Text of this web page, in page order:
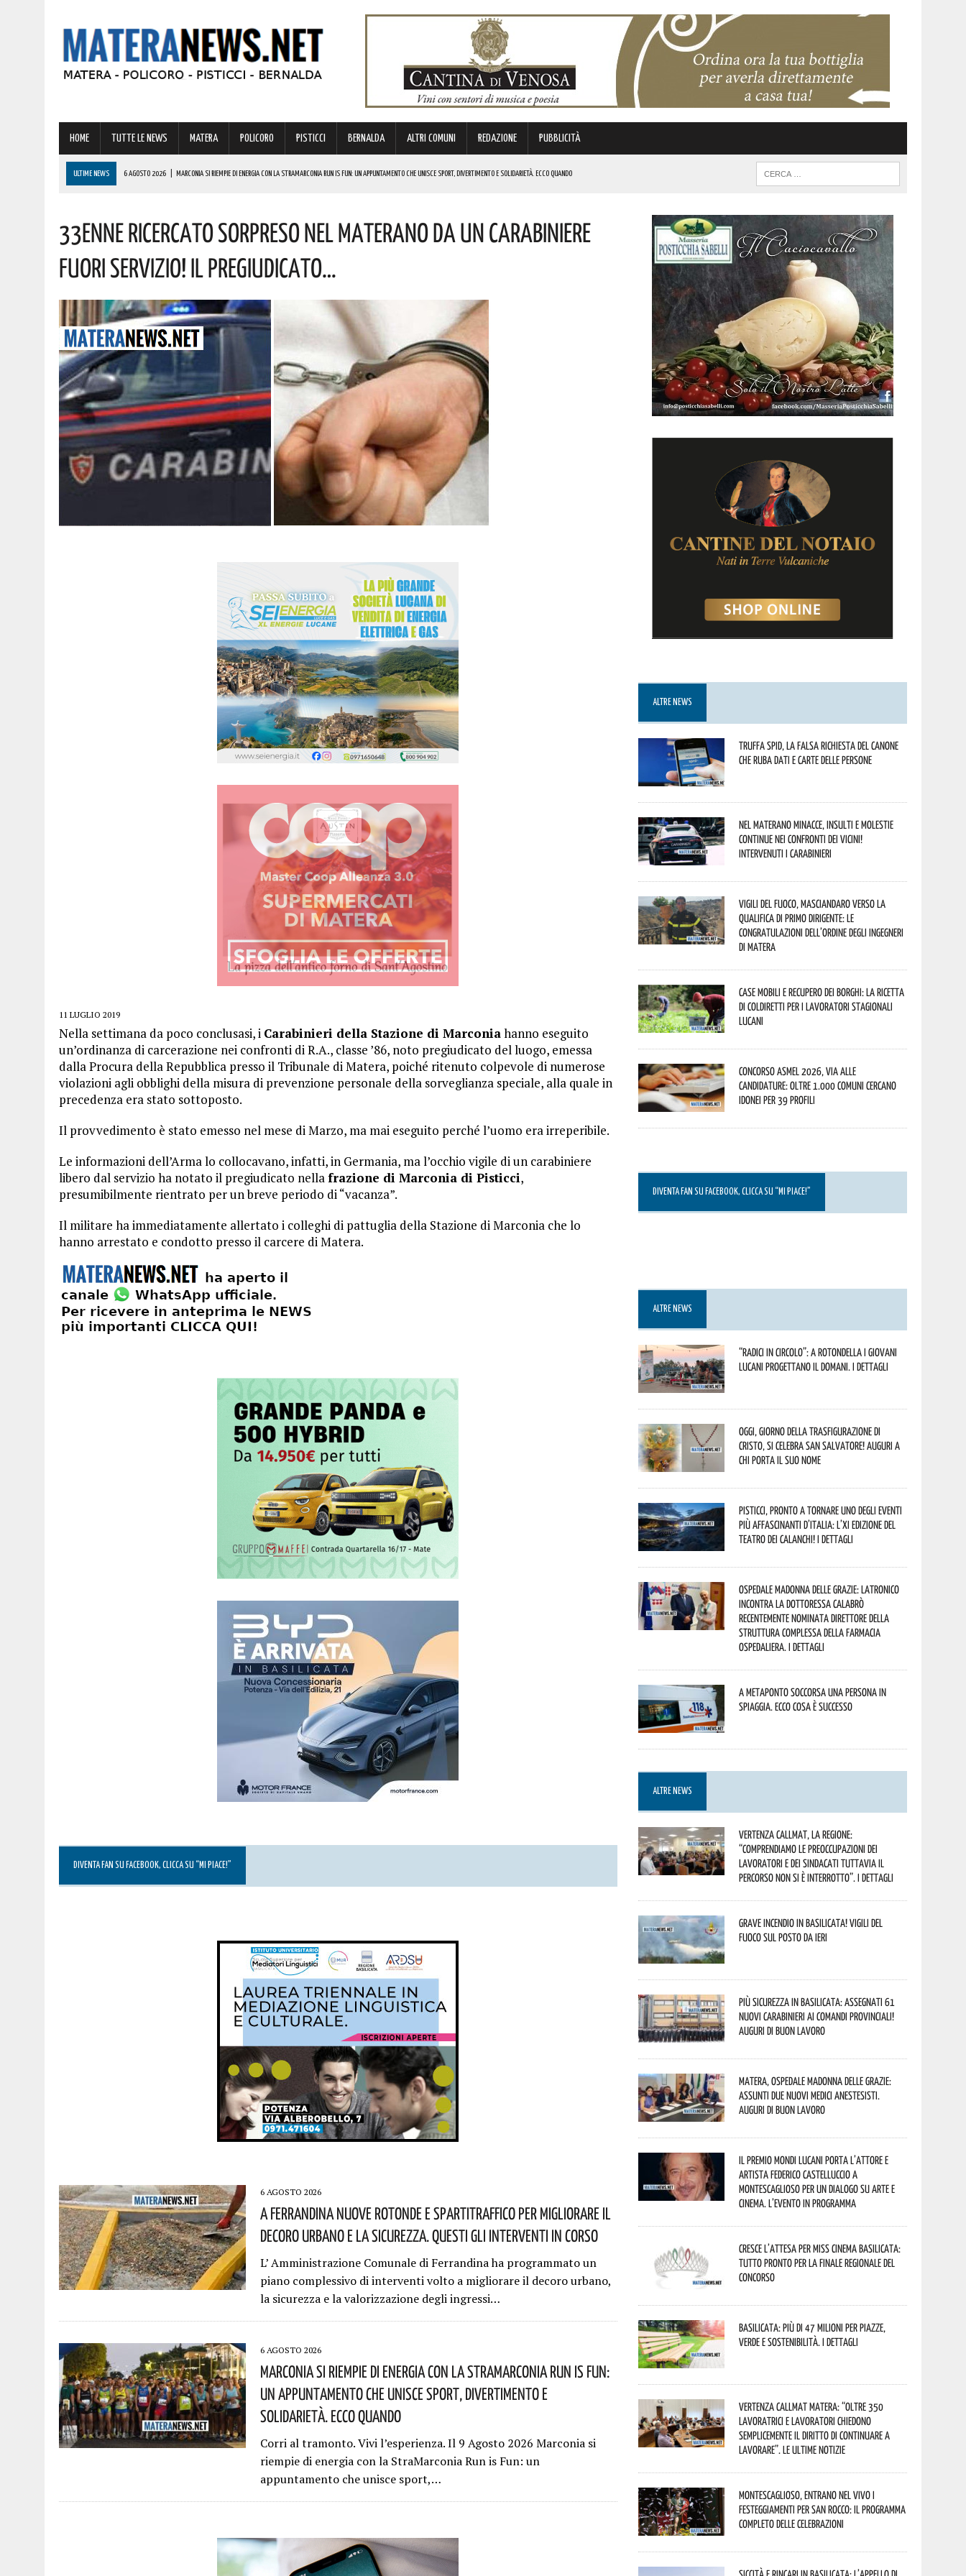
HOME TUTTE LE NEWS MATERA POLICORO PISTICCI BERNALDA ALTRI COMUNI REDAZIONE PUBBLICITÀ
ULTIME NEWS 6 AGOSTO 2026 MARCONIA SI RIEMPIE DI ENERGIA CON LA STRAMARCONIA RUN IS FUN: UN APPUNTAMENTO CHE UNISCE SPORT, DIVERTIMENTO E SOLIDARIETÀ. ECCO QUANDO
6 AGOSTO 2026 | VALSINNI CELEBRA LA POETESSA ISABELLA MORRA CON DUE SPETTACOLI TEATRALI! ECCO LE DATE
6 AGOSTO 2026 A FERRANDINA NUOVE ROTONDE E SPARTITRAFFICO PER MIGLIORARE IL DECORO URBANO E LA SICUREZZA. QUESTI GLI INTERVENTI IN CORSO
33enne Ricercato Sorpreso Nel Materano Da Un Carabiniere
Fuori Servizio! Il Pregiudicato…
11 LUGLIO 2019
Nella settimana da poco conclusasi, i Carabinieri della Stazione di Marconiahanno eseguito
un’ordinanza di carcerazione nei confronti di R.A., classe ’86, noto pregiudicato del luogo, emessa
dalla Procura della Repubblica presso il Tribunale di Matera, poiché ritenuto colpevole di numerose
violazioni agli obblighi della misura di prevenzione personale della sorveglianza speciale, alla quale in
precedenza era stato sottoposto.
Il provvedimento è stato emesso nel mese di Marzo, ma mai eseguito perché l’uomo era irreperibile.
Le informazioni dell’Arma lo collocavano, infatti, in Germania, ma l’occhio vigile di un carabiniere
libero dal servizio ha notato il pregiudicato nellafrazione di Marconia di Pisticci,
presumibilmente rientrato per un breve periodo di “vacanza”.
Il militare ha immediatamente allertato i colleghi di pattuglia della Stazione di Marconia che lo
hanno arrestato e condotto presso il carcere di Matera.
DIVENTA FAN SU FACEBOOK, CLICCA SU “MI PIACE!”
6 AGOSTO 2026
A Ferrandina Nuove Rotonde E Spartitraffico Per Migliorare Il
Decoro Urbano E La Sicurezza. Questi Gli Interventi In Corso
L’ Amministrazione Comunale di Ferrandina ha programmato un
piano complessivo di interventi volto a migliorare il decoro urbano,
la sicurezza e la valorizzazione degli ingressi…
6 AGOSTO 2026
Marconia Si Riempie Di Energia Con La StraMarconia Run Is Fun:
Un Appuntamento Che Unisce Sport, Divertimento E
Solidarietà. Ecco Quando
Corri al tramonto. Vivi l’esperienza. Il 9 Agosto 2026 Marconia si
riempie di energia con la StraMarconia Run is Fun: un
appuntamento che unisce sport,…
ALTRE NEWS
Truffa Spid, la falsa richiesta del canone
che ruba dati e carte delle persone
Nel materano minacce, insulti e molestie
continue nei confronti dei vicini!
Intervenuti i Carabinieri
Vigili del Fuoco, Masciandaro verso la
qualifica di Primo Dirigente: le
congratulazioni dell’Ordine degli Ingegneri
di Matera
Case mobili e recupero dei borghi: la ricetta
di Coldiretti per i lavoratori stagionali
lucani
Concorso Asmel 2026, via alle
candidature: oltre 1.000 Comuni cercano
idonei per 39 profili
DIVENTA FAN SU FACEBOOK, CLICCA SU “MI PIACE!”
ALTRE NEWS
“Radici in Circolo”: a Rotondella i giovani
lucani progettano il domani. I dettagli
Oggi, giorno della Trasfigurazione di
Cristo, si celebra San Salvatore! Auguri a
chi porta il suo nome
Pisticci, pronto a tornare uno degli eventi
più affascinanti d’Italia: l’XI edizione del
Teatro dei Calanchi! I dettagli
Ospedale Madonna delle Grazie: Latronico
incontra la dottoressa Calabrò
recentemente nominata Direttore della
Struttura Complessa della Farmacia
Ospedaliera. I dettagli
A Metaponto soccorsa una persona in
spiaggia. Ecco cosa è successo
ALTRE NEWS
Vertenza CallMat, la Regione:
“comprendiamo le preoccupazioni dei
lavoratori e dei sindacati tuttavia il
percorso non si è interrotto”. I dettagli
Grave incendio in Basilicata! Vigili del
fuoco sul posto da ieri
Più sicurezza in Basilicata: assegnati 61
nuovi Carabinieri ai Comandi provinciali!
Auguri di buon lavoro
Matera, Ospedale Madonna delle Grazie:
assunti due nuovi medici anestesisti.
Auguri di buon lavoro
Il Premio Mondi Lucani porta l’attore e
artista Federico Castelluccio a
Montescaglioso per un dialogo su arte e
cinema. L’evento in programma
Cresce l’attesa per Miss Cinema Basilicata:
tutto pronto per la finale regionale del
concorso
Basilicata: più di 47 milioni per piazze,
verde e sostenibilità. I dettagli
Vertenza CallMat Matera: “Oltre 350
lavoratrici e lavoratori chiedono
semplicemente il diritto di continuare a
lavorare”. Le ultime notizie
Montescaglioso, entrano nel vivo i
festeggiamenti per San Rocco: il programma
completo delle celebrazioni